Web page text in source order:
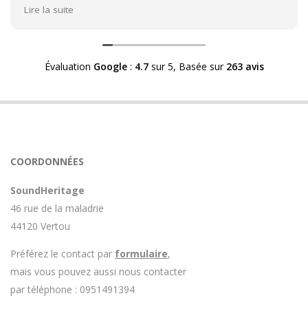
Héritage afin d'échanger sur mon expérience et on
m'a fourni des explications sur le pourquoi cet aspect
visuel.
enceinte n'est plus fabriqué (et donc vendu) et que
Avoir ce genre d'explication est utile et valorisant pour
rendez le matériel.
Lire la suite
Évaluation Google: 4.7sur 5, Basée sur 263 avis
COORDONNÉES
SoundHeritage
46 rue de la maladrie
44120 Vertou
Préférez le contact par formulaire,
mais vous pouvez aussi nous contacter
par téléphone : 0951491394